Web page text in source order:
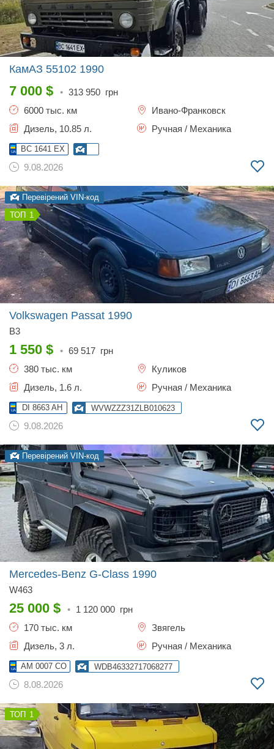
КамАЗ 55102 1990
7 000 $ • 313 950 грн
6000 тыс. км
Ивано-Франковск
Дизель, 10.85 л.
Ручная / Механика
BC 1641 EX
9.08.2026
Перевірений VIN-код
1
Volkswagen Passat 1990
B3
1 550 $ • 69 517 грн
380 тыс. км
Куликов
Дизель, 1.6 л.
Ручная / Механика
DI 8663 AH WVWZZZ31ZLB010623
9.08.2026
Перевірений VIN-код
Mercedes-Benz G-Class 1990
W463
25 000 $ • 1 120 000 грн
170 тыс. км
Звягель
Дизель, 3 л.
Ручная / Механика
AM 0007 CO WDB46332717068277
8.08.2026
1